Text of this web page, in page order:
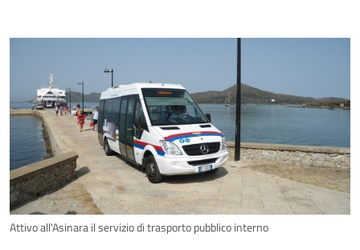
Attivo all'Asinara il servizio di trasporto pubblico interno